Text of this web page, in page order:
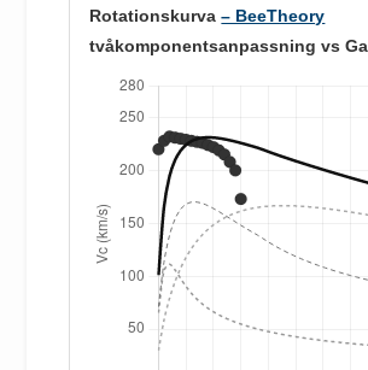
Rotationskurva– BeeTheory
tvåkomponentsanpassning vs